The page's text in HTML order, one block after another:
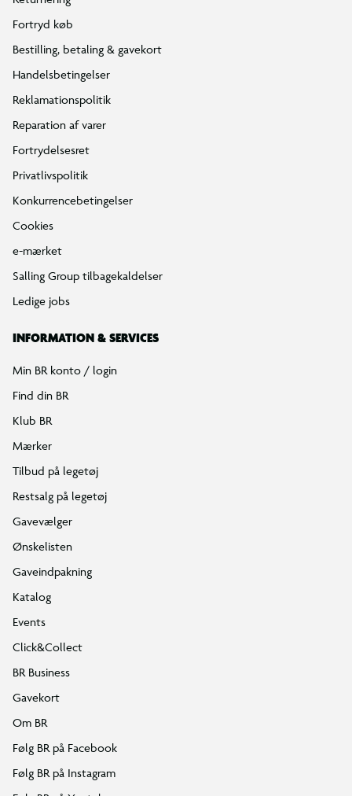
Fortryd køb
Bestilling, betaling & gavekort
Handelsbetingelser
Reklamationspolitik
Reparation af varer
Fortrydelsesret
Privatlivspolitik
Konkurrencebetingelser
Cookies
e-mærket
Salling Group tilbagekaldelser
Ledige jobs
INFORMATION & SERVICES
Min BR konto / login
Find din BR
Klub BR
Mærker
Tilbud på legetøj
Restsalg på legetøj
Gavevælger
Ønskelisten
Gaveindpakning
Katalog
Events
Click&Collect
BR Business
Gavekort
Om BR
Følg BR på Facebook
Følg BR på Instagram